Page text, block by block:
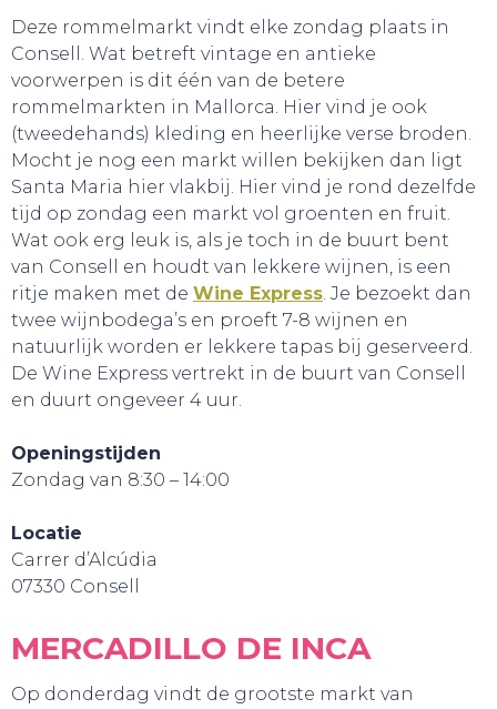
SLAAP LEKKER!
Deze rommelmarkt vindt elke zondag plaats in
Consell. Wat betreft vintage en antieke
voorwerpen is dit één van de betere
rommelmarkten in Mallorca. Hier vind je ook
(tweedehands) kleding en heerlijke verse broden.
Mocht je nog een markt willen bekijken dan ligt
Santa Maria hier vlakbij. Hier vind je rond dezelfde
tijd op zondag een markt vol groenten en fruit.
Wat ook erg leuk is, als je toch in de buurt bent
van Consell en houdt van lekkere wijnen, is een
ritje maken met de Wine Express. Je bezoekt dan
twee wijnbodega’s en proeft 7-8 wijnen en
natuurlijk worden er lekkere tapas bij geserveerd.
De Wine Express vertrekt in de buurt van Consell
en duurt ongeveer 4 uur.
Openingstijden
Zondag van 8:30 – 14:00
Locatie
Carrer d’Alcúdia
07330 Consell
MERCADILLO DE INCA
Op donderdag vindt de grootste markt van